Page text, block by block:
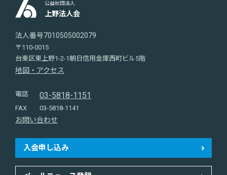
公益社団法人
上野法人会
法人番号7010505002079
〒110-0015
台東区東上野1-2-1朝日信用金庫西町ビル5階
地図・アクセス
電話 03-5818-1151
FAX 03-5818-1141
お問い合わせ
入会申し込み